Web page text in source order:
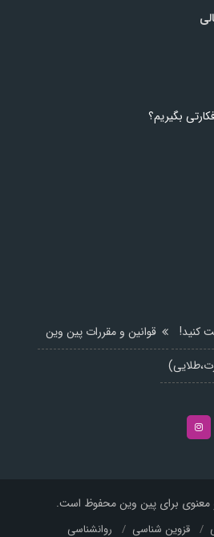
بگیریم؟
کنید!
قوانین و مقررات پین وین
برای پین وین محفوظ است.
قزوین شناسی روانشناسی